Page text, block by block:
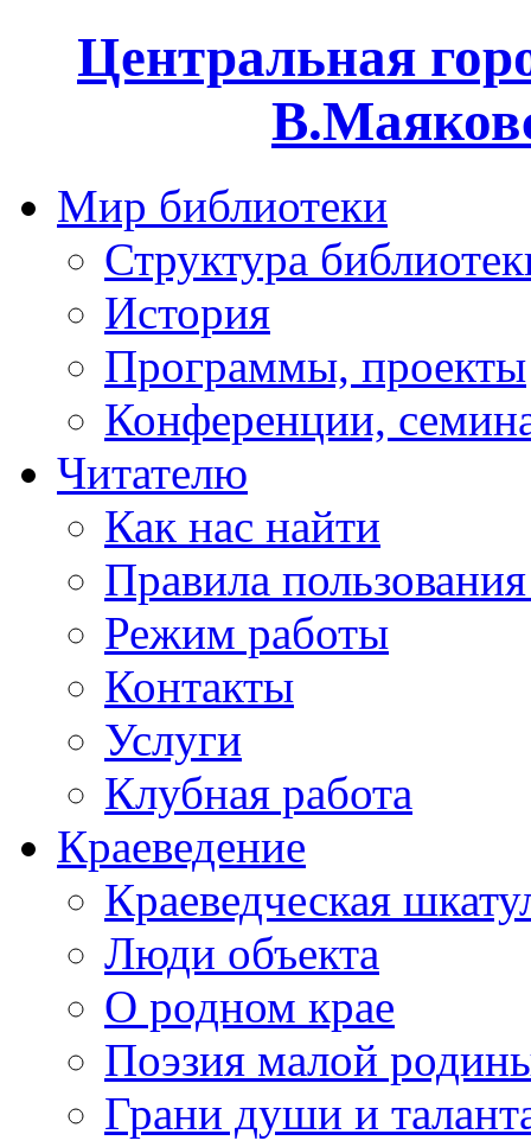
Центральная
Мир библиотеки
Структура
История
Программы, проекты
Конференции,
Читателю
Как нас найти
Правила
Режим работы
Контакты
Услуги
Клубная работа
Краеведение
Краеведческая
Люди объекта
О родном крае
Поэзия малой
Грани души и